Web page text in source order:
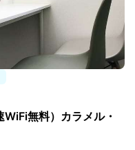
WiFi無料）カラメル・